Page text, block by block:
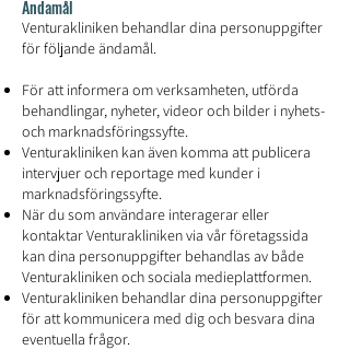
Ändamål
Venturakliniken behandlar dina personuppgifter
för följande ändamål.
För att informera om verksamheten, utförda
behandlingar, nyheter, videor och bilder i nyhets-
och marknadsföringssyfte.
Venturakliniken kan även komma att publicera
intervjuer och reportage med kunder i
marknadsföringssyfte.
När du som användare interagerar eller
kontaktar Venturakliniken via vår företagssida
kan dina personuppgifter behandlas av både
Venturakliniken och sociala medieplattformen.
Venturakliniken behandlar dina personuppgifter
för att kommunicera med dig och besvara dina
eventuella frågor.